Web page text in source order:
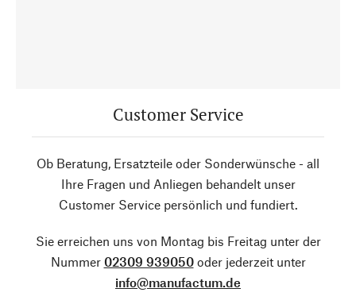
Customer Service
Ob Beratung, Ersatzteile oder Sonderwünsche - all
Ihre Fragen und Anliegen behandelt unser
Customer Service persönlich und fundiert.
Sie erreichen uns von Montag bis Freitag unter der
Nummer 02309 939050oder jederzeit unter
info@manufactum.de